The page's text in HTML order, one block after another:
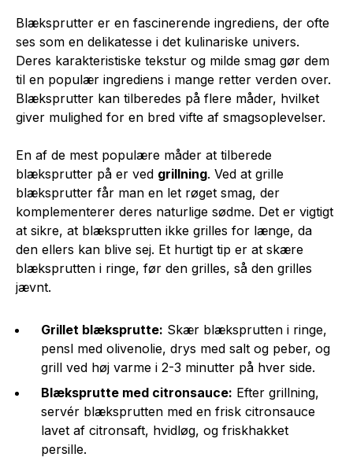
Blæksprutter er en fascinerende ingrediens, der ofte
ses som en delikatesse i det kulinariske univers.
Deres karakteristiske tekstur og milde smag gør dem
til en populær ingrediens i mange retter verden over.
Blæksprutter kan tilberedes på flere måder, hvilket
giver mulighed for en bred vifte af smagsoplevelser.
En af de mest populære måder at tilberede
blæksprutter på er ved grillning. Ved at grille
blæksprutter får man en let røget smag, der
komplementerer deres naturlige sødme. Det er vigtigt
at sikre, at blæksprutten ikke grilles for længe, da
den ellers kan blive sej. Et hurtigt tip er at skære
blæksprutten i ringe, før den grilles, så den grilles
jævnt.
Grillet blæksprutte: Skær blæksprutten i ringe,
pensl med olivenolie, drys med salt og peber, og
grill ved høj varme i 2-3 minutter på hver side.
Blæksprutte med citronsauce: Efter grillning,
servér blæksprutten med en frisk citronsauce
lavet af citronsaft, hvidløg, og friskhakket
persille.